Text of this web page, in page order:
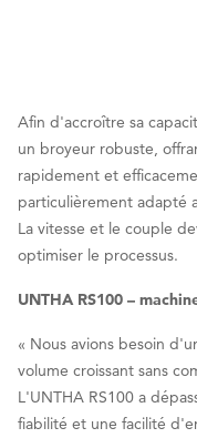
Afin d'accroître sa
un broyeur robuste,
rapidement et
particulièrement adapté
La vitesse et le couple
optimiser le processus.
UNTHA RS100 –
« Nous avions besoin
volume croissant sans
L'UNTHA RS100 a
fiabilité et une facilité